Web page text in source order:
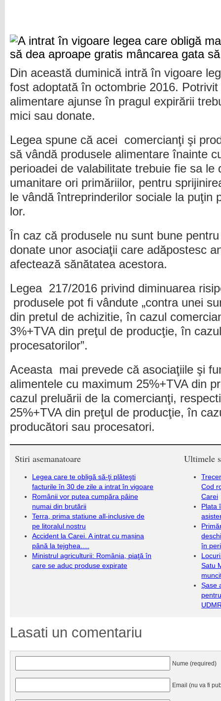
Din această duminică intră în vigoare
fost adoptată în octombrie 2016.
alimentare ajunse în pragul expirării
mici sau donate.
Legea spune că acei comercianţi şi
să vândă produsele alimentare înainte
perioadei de valabilitate trebuie fie sa le
umanitare ori primăriilor, pentru
le vândă întreprinderilor sociale la puţin
lor.
În caz că produsele nu sunt bune
donate unor asociaţii care adăpostesc
afectează sănătatea acestora.
Legea 217/2016 privind diminuarea
produsele pot fi vândute „contra unei
din pretul de achizitie, în cazul
3%+TVA din preţul de producţie, în
procesatorilor”.
Aceasta mai prevede că asociaţiile şi
alimentele cu maximum 25%+TVA din
cazul preluării de la comercianţi,
25%+TVA din preţul de producţie, în
producători sau procesatori.
Stiri asemanatoare
Legea care te obligă să-ţi plăteşti
facturile în 30 de zile a intrat în vigoare
Românii vor putea cumpăra pâine
numai din brutării
Terra, prima statiune all-inclusive de
pe litoralul nostru
Accident la Carei. A intrat cu mașina
până la tejghea….
Ministrul agriculturii: România, piaţă în
care se aduc produse expirate
Ultimele
Cod
Carei
Plata
în
Satu
Șase
Lasati un comentariu
Nume (required)
Email (nu va fi